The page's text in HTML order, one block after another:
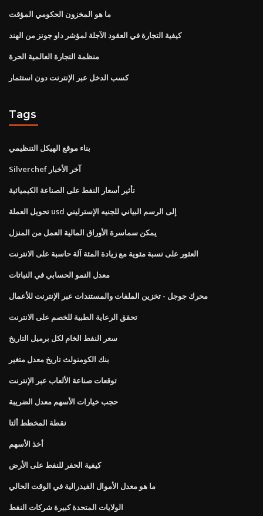
ما هو المخزون الحكومي المؤقت
كيفية التجارة في العقود الآجلة لمؤشر داو جونز من الهند
منظمة التجارة العالمية الحرة
كسب الدخل عبر الإنترنت دون استثمار
Tags
بناء موقع الهيكل التنظيمي
Silverchef آخر الأخبار
تأثير أسعار النفط على الصناعة الكيميائية
تحويل العملة usd إلى الرسم البياني للجنيه الإسترليني
يمكن سماسرة الأوراق المالية العمل من المنزل
العثور على نسبة مئوية مع زيادة المئة آلة حاسبة على الانترنت
معدل النمو الحسابي في النباتات
محرك جوجل - تخزين الملفات والمستندات عبر الإنترنت للأعمال
تحقق الرعاية الطبية للخصم على الانترنت
سعر النفط الخام لكل برميل التاريخ
بنك الكومنولث تاريخ معدل متغير
توقعات صناعة الألعاب عبر الإنترنت
حجب خيارات الأسهم معدل الضريبة
نقطة المخطط ألتا
أخذ الأسهم
كيفية الحفر للنفط على الأرض
ما هو معدل الأموال الفيدرالية في الوقت الحالي
الولايات المتحدة كبيرة شركات النفط